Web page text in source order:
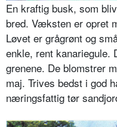
En kraftig busk, som
bred. Væksten er opret
Løvet er grågrønt og
enkle, rent kanariegule.
grenene. De blomstrer
maj. Trives bedst i god
næringsfattig tør